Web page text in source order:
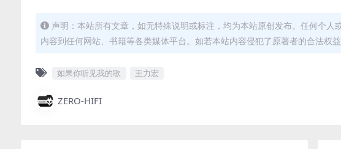
声明：本站所有文章，如无特殊说明或标注，均为本站原创发布。任何个
内容到任何网站、书籍等各类媒体平台。如若本站内容侵犯了原著者的合法权益
如果你听见我的歌 王力宏
ZERO-HIFI